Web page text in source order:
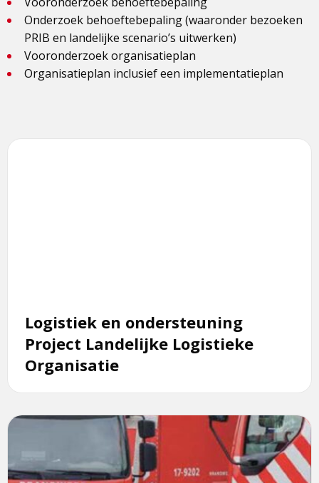
Onderzoek behoeftebepaling (waaronder bezoeken
PRIB en landelijke scenario’s uitwerken)
Vooronderzoek organisatieplan
Organisatieplan inclusief een implementatieplan
Logistiek en ondersteuning
Project Landelijke Logistieke
Organisatie
Lees
Lees
over
Specialisme